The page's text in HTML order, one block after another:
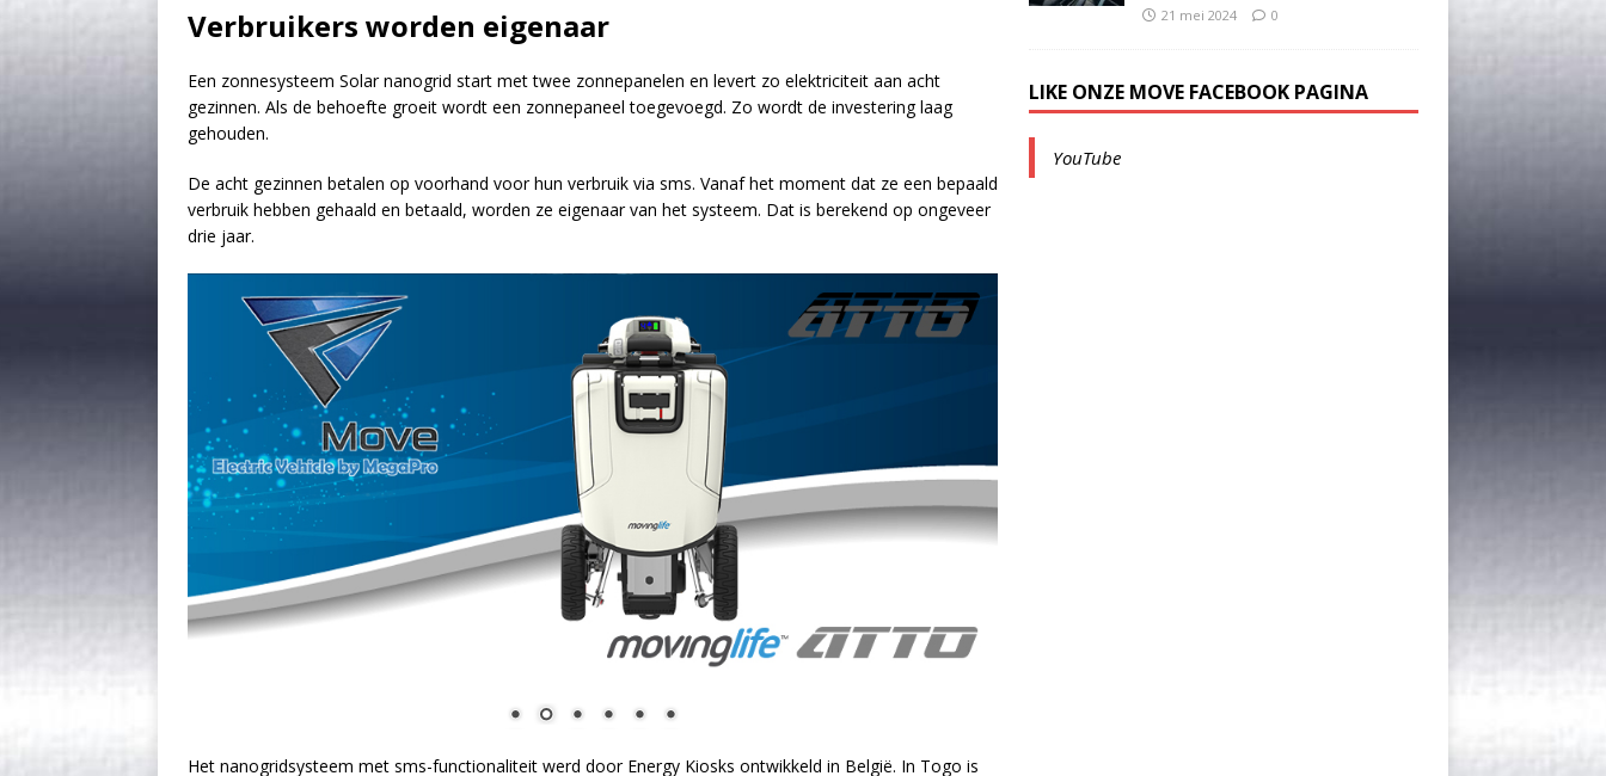
Verbruikers worden eigenaar
Een zonnesysteem Solar nanogrid start met twee zonnepanelen en levert zo elektriciteit aan acht
gezinnen. Als de behoefte groeit wordt een zonnepaneel toegevoegd. Zo wordt de investering laag
gehouden.
De acht gezinnen betalen op voorhand voor hun verbruik via sms. Vanaf het moment dat ze een bepaald
verbruik hebben gehaald en betaald, worden ze eigenaar van het systeem. Dat is berekend op ongeveer
drie jaar.
Het nanogridsysteem met sms-functionaliteit werd door Energy Kiosks ontwikkeld in België. In Togo is
21 mei 2024 0
LIKE ONZE MOVE FACEBOOK PAGINA
YouTube